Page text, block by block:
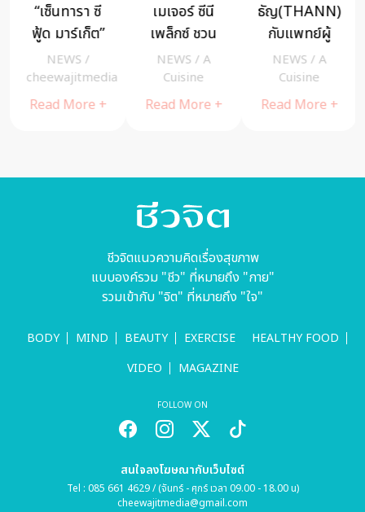
“เซ็นทารา ซี
ฟู้ด มาร์เก็ต”
และบาร์บีคิว
อาหารทะเลสด
ใหม่ริมหาด ณ
NEWS /
cheewajitmedia
Read More +
เมเจอร์ ซีนี
เพล็กซ์ ชวน
ฉลองตรุษจีน
15-16
กุมภาพันธ์นี้
NEWS /A
Cuisine
Read More +
ธัญ(THANN) ร่ว
กับแพทย์ผู้
เชี่ยวชาญด้าน
ผิวหนัง เผย
เคล็ดลับดูแล
NEWS /A
Cuisine
Read More +
ชีวจิตแนวความคิดเรื่องสุขภาพ
แบบองค์รวม "ชีว" ที่หมายถึง "กาย"
รวมเข้ากับ "จิต" ที่หมายถึง "ใจ"
BODY MIND BEAUTY EXERCISE
HEALTHY FOOD
VIDEO
MAGAZINE
FOLLOW ON
สนใจลงโฆษณากับเว็บไซต์
Tel : 085 661 4629 / (จันทร์ - ศุกร์ เวลา 09.00 - 18.00 น)
cheewajitmedia@gmail.com